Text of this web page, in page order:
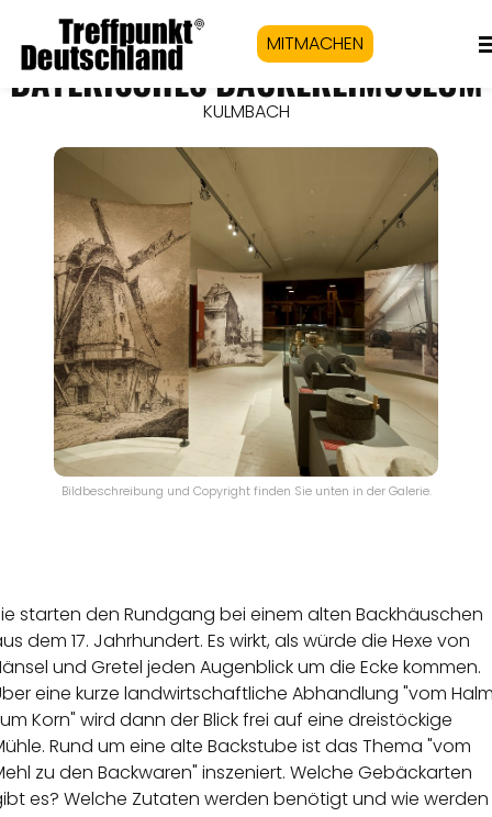
MITMACHEN
BAYERISCHES BÄCKEREIMUSEUM
KULMBACH
Bildbeschreibung und Copyright finden Sie unten in der Galerie.
starten den Rundgang bei einem alten Backhäuschen
dem 17. Jahrhundert. Es wirkt, als würde die Hexe von
und Gretel jeden Augenblick um die Ecke kommen.
eine kurze landwirtschaftliche Abhandlung "vom
Korn" wird dann der Blick frei auf eine dreistöckige
Rund um eine alte Backstube ist das Thema "vom
zu den Backwaren" inszeniert. Welche Gebäckarten
es? Welche Zutaten werden benötigt und wie werden